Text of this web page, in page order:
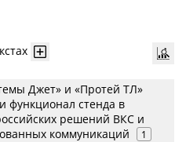
Джет» и «Протей ТЛ»
функционал стенда в
решений ВКС и
коммуникаций
1